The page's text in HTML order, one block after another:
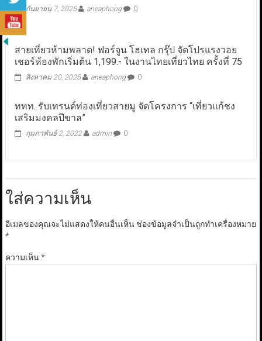
กันยายน 7, 2025 aneaphong 0
สายเที่ยวห้ามพลาด! ฟอร์จูน โฮเทล กรุ๊ป จัดโปรแรงวอย
เชอร์ห้องพักเริ่มต้น 1,199.- ในงานไทยเที่ยวไทย ครั้งที่ 75
สิงหาคม 20, 2025 aneaphong 0
ททท. รับเทรนด์ท่องเที่ยวสายมู จัดโครงการ “เที่ยวแก้ชง
เสริมมงคลปีขาล”
กุมภาพันธ์ 2, 2022 admin 0
ใส่ความเห็น
อีเมลของคุณจะไม่แสดงให้คนอื่นเห็น ช่องข้อมูลจำเป็นถูกทำเครื่องหมาย
*
ความเห็น*